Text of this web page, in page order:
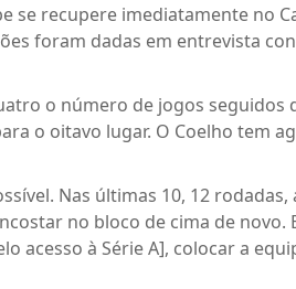
se recupere imediatamente no
foram dadas em entrevista
o número de jogos seguidos
o oitavo lugar. O Coelho tem
Nas últimas 10, 12
no bloco de cima de novo.
acesso à Série A], colocar a